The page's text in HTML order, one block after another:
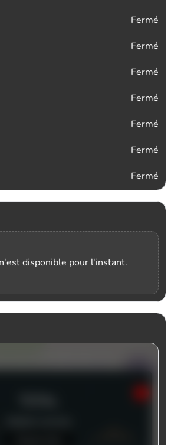
Fermé
Fermé
Fermé
Fermé
Fermé
Fermé
Fermé
disponible pour l'instant.